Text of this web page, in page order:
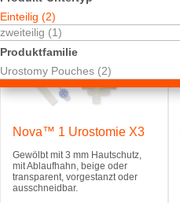
Einteilig (2)
zweiteilig (1)
Produktfamilie
Urostomy Pouches (2)
Nova™ 1 Urostomie X3
Gewölbt mit 3 mm Hautschutz,
mit Ablaufhahn, beige oder
transparent, vorgestanzt oder
ausschneidbar.